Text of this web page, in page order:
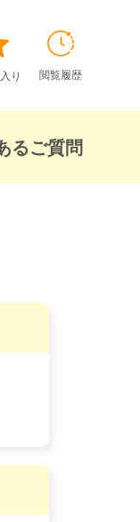
り 閲覧履歴
るご質問